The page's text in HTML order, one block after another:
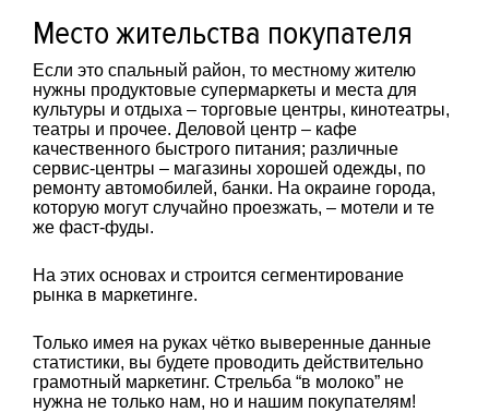
Место жительства покупателя
Если это спальный район, то местному жителю
нужны продуктовые супермаркеты и места для
культуры и отдыха – торговые центры, кинотеатры,
театры и прочее. Деловой центр – кафе
качественного быстрого питания; различные
сервис-центры – магазины хорошей одежды, по
ремонту автомобилей, банки. На окраине города,
которую могут случайно проезжать, – мотели и те
же фаст-фуды.
На этих основах и строится сегментирование
рынка в маркетинге.
Только имея на руках чётко выверенные данные
статистики, вы будете проводить действительно
грамотный маркетинг. Стрельба “в молоко” не
нужна не только нам, но и нашим покупателям!